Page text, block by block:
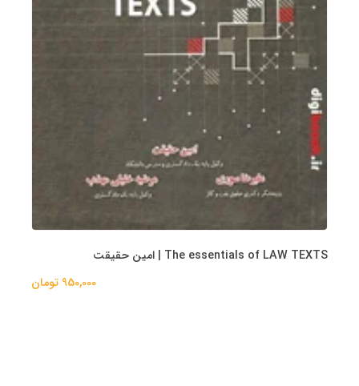
The essentials of LAW TEXTS | امین حقیقت
950,000 تومان